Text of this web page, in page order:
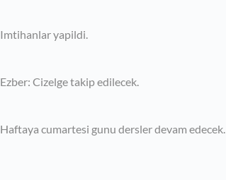
Imtihanlar yapildi.
Ezber: Cizelge takip edilecek.
Haftaya cumartesi gunu dersler devam